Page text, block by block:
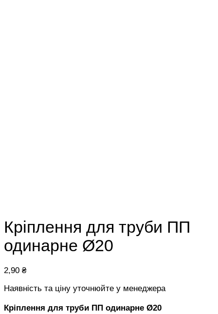
Кріплення для труби ПП
одинарне Ø20
2,90 ₴
Наявність та ціну уточнюйте у менеджера
Кріплення для труби ПП одинарне Ø20